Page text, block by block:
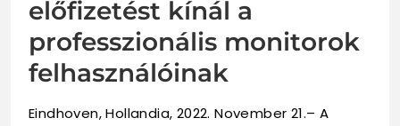
előfizetést kínál a
professzionális monitorok
felhasználóinak
Eindhoven, Hollandia, 2022. November 21.– A